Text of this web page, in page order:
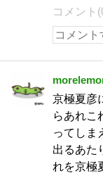
コメント
京極夏彦
らあれこ
ってしま
出るあた
れを京極